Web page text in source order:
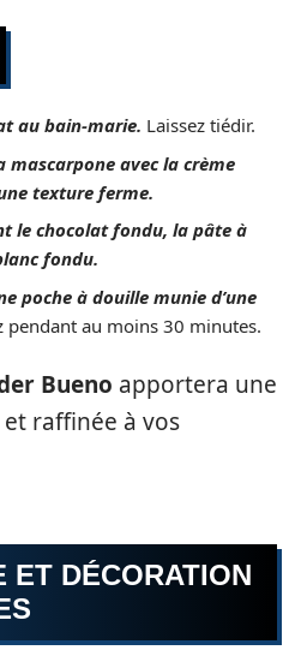
au bain-marie. Laissez tiédir.
mascarpone avec la crème
texture ferme.
le chocolat fondu, la pâte à
fondu.
poche à douille munie d’une
pendant au moins 30 minutes.
Bueno apportera une
raffinée à vos
ET DÉCORATION